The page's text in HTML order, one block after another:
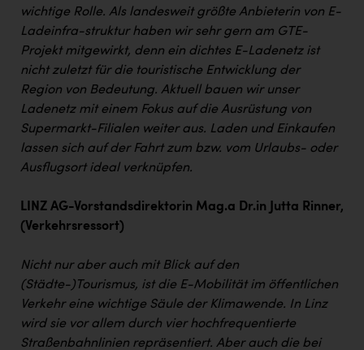
wichtige Rolle. Als landesweit größte Anbieterin von E-
Ladeinfra-struktur haben wir sehr gern am GTE-
Projekt mitgewirkt, denn ein dichtes E-Ladenetz ist
nicht zuletzt für die touristische Entwicklung der
Region von Bedeutung. Aktuell bauen wir unser
Ladenetz mit einem Fokus auf die Ausrüstung von
Supermarkt-Filialen weiter aus. Laden und Einkaufen
lassen sich auf der Fahrt zum bzw. vom Urlaubs- oder
Ausflugsort ideal verknüpfen.
LINZ AG-Vorstandsdirektorin Mag.a Dr.in Jutta Rinner,
(Verkehrsressort)
Nicht nur aber auch mit Blick auf den
(Städte-)Tourismus, ist die E-Mobilität im öffentlichen
Verkehr eine wichtige Säule der Klimawende. In Linz
wird sie vor allem durch vier hochfrequentierte
Straßenbahnlinien repräsentiert. Aber auch die bei